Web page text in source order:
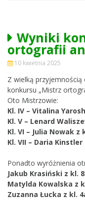
Wyniki
ortografii
10 kwietnia 2025
Z wielką przyjemnością
konkursu „Mistrz
Oto Mistrzowie:
Kl. IV – Vitalina
Kl. V – Lenard
Kl. VI – Julia Nowak z
Kl. VII – Daria Kinstler
Ponadto wyróżnienia
Jakub Krasiński z kl.
Matylda Kowalska z
Zuzanna Łucka z kl.